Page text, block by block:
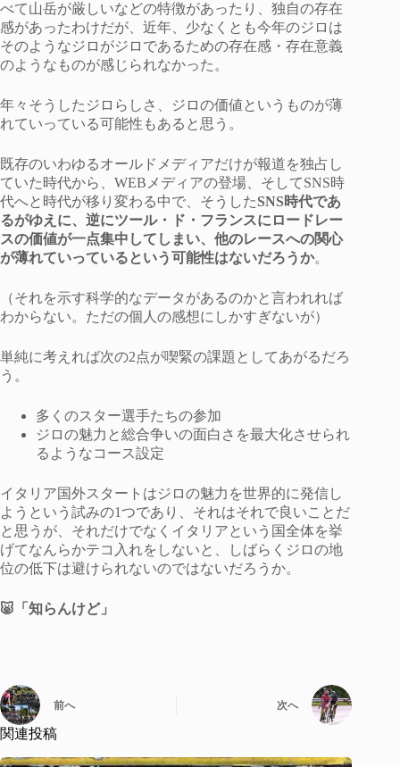
べて山岳が厳しいなどの特徴があったり、独自の存在
感があったわけだが、近年、少なくとも今年のジロは
そのようなジロがジロであるための存在感・存在意義
のようなものが感じられなかった。
年々そうしたジロらしさ、ジロの価値というものが薄
れていっている可能性もあると思う。
既存のいわゆるオールドメディアだけが報道を独占し
ていた時代から、WEBメディアの登場、そしてSNS時
代へと時代が移り変わる中で、そうしたSNS時代であ
るがゆえに、逆にツール・ド・フランスにロードレー
スの価値が一点集中してしまい、他のレースへの関心
が薄れていっているという可能性はないだろうか。
（それを示す科学的なデータがあるのかと言われれば
わからない。ただの個人の感想にしかすぎないが）
単純に考えれば次の2点が喫緊の課題としてあがるだろ
う。
多くのスター選手たちの参加
ジロの魅力と総合争いの面白さを最大化させられ
るようなコース設定
イタリア国外スタートはジロの魅力を世界的に発信し
ようという試みの1つであり、それはそれで良いことだ
と思うが、それだけでなくイタリアという国全体を挙
げてなんらかテコ入れをしないと、しばらくジロの地
位の低下は避けられないのではないだろうか。
🐷「知らんけど」
前へ 次へ
関連投稿